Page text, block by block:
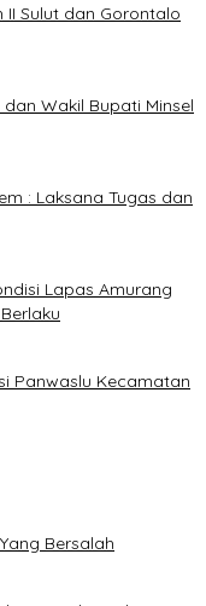
II Sulut dan Gorontalo
Wakil Bupati Minsel
: Laksana Tugas dan
Lapas Amurang
Panwaslu Kecamatan
Bersalah